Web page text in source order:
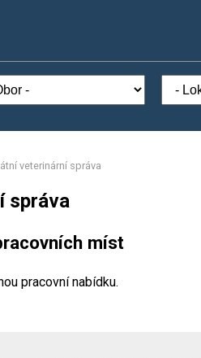
veterinární správa
správa
míst
pracovní nabídku.